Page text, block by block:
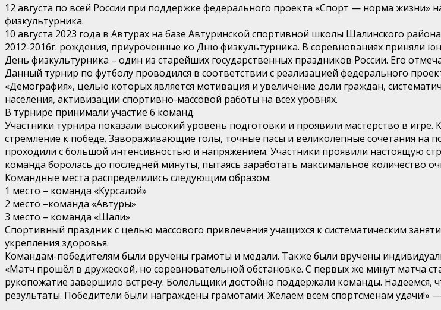
12 августа по всей России при поддержке федерального проекта «Спорт — норма
физкультурника.
10 августа 2023 года в Автурах на базе Автуринской спортивной школы Шалинского
2012-2016г. рождения, приуроченные ко Дню физкультурника. В соревнованиях приняли
День физкультурника – один из старейших государственных праздников России. Его
Данный турнир по футболу проводился в соответствии с реализацией федерального
«Демография», целью которых является мотивация и увеличение доли граждан,
населения, активизации спортивно-массовой работы на всех уровнях.
В турнире принимали участие 6 команд.
Участники турнира показали высокий уровень подготовки и проявили мастерство в
стремление к победе. Завораживающие голы, точные пасы и великолепные сочетания на
проходили с большой интенсивностью и напряжением. Участники проявили настоящую
команда боролась до последней минуты, пытаясь заработать максимальное количество
Командные места распределились следующим образом:
1 место – команда «Курсалой»
2 место –команда «Автуры»
3 место – команда «Шали»
Спортивный праздник с целью массового привлечения учащихся к систематическим
укрепления здоровья.
Командам-победителям были вручены грамоты и медали. Также были вручены
«Матч прошёл в дружеской, но соревновательной обстановке. С первых же минут матча
рукопожатие завершило встречу. Болельщики достойно поддержали команды. Надеемся,
результаты. Победители были награждены грамотами. Желаем всем спортсменам